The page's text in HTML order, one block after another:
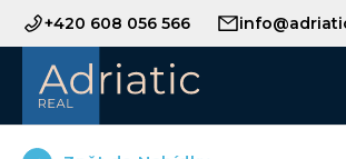
+420 608 056 566